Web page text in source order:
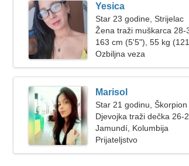
Yesica
Star 23 godine, Strijelac
Žena traži muškarca 28-
163 cm (5'5"), 55 kg
Ozbiljna veza
Marisol
Star 21 godinu, Škorpion
Djevojka traži dečka 26-
Jamundí, Kolumbija
Prijateljstvo